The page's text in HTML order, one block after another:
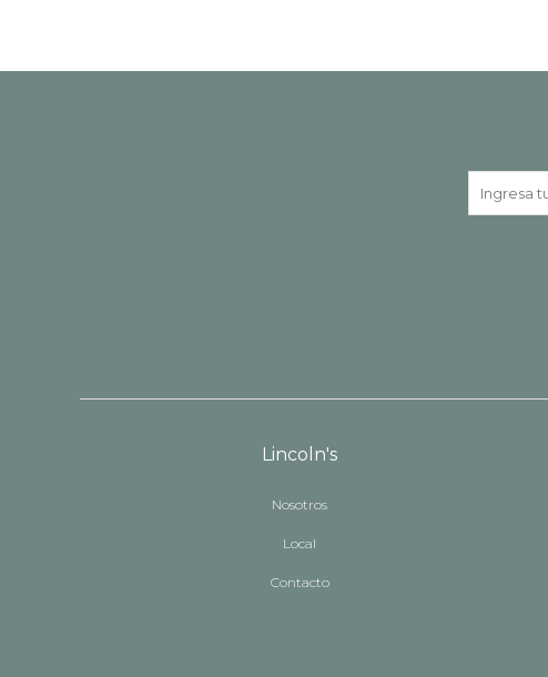
Lincoln's
Nosotros
Local
Contacto